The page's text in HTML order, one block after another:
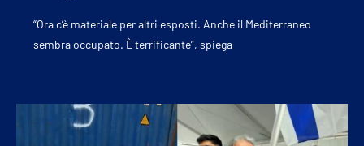
“Ora c’è materiale per altri esposti. Anche il Mediterraneo
sembra occupato. È terrificante”, spiega